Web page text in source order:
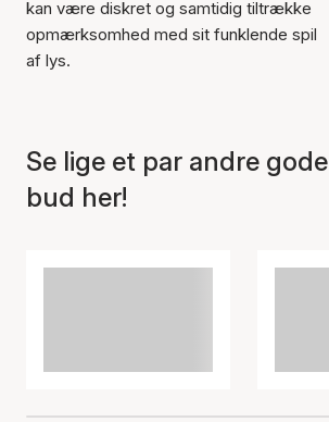
kan være diskret og samtidig tiltrække
opmærksomhed med sit funklende spil
af lys.
Se lige et par andre gode
bud her!